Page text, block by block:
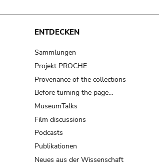
ENTDECKEN
Sammlungen
Projekt PROCHE
Provenance of the collections
Before turning the page…
MuseumTalks
Film discussions
Podcasts
Publikationen
Neues aus der Wissenschaft